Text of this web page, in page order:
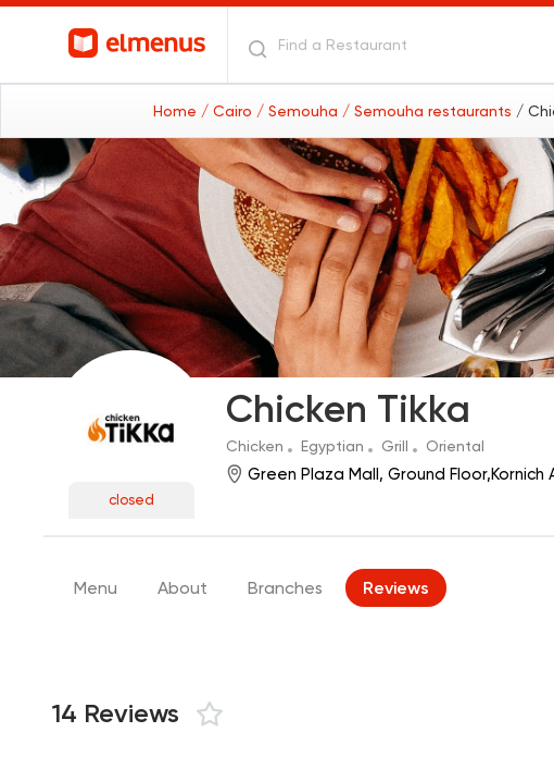
Home / Cairo / Semouha / Semouha restaurants /
closed
Chicken Tikka
Chicken Egyptian Grill Oriental
Green Plaza Mall, Ground Floor,Kornich
Menu About Branches Reviews
14 Reviews